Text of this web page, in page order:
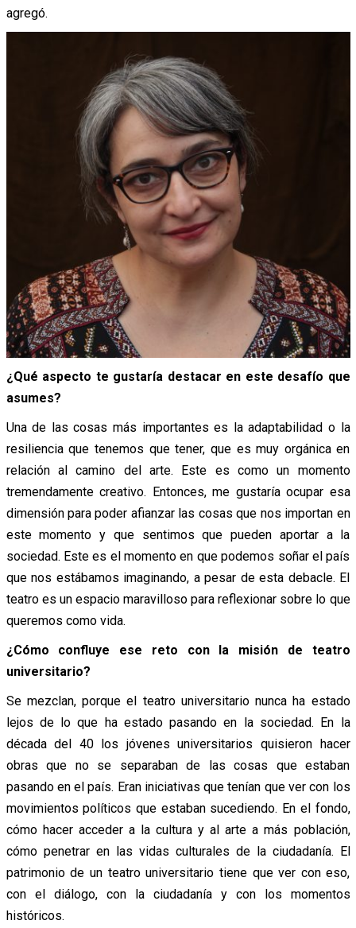
agregó.
¿Qué aspecto te gustaría destacar en este desafío que
asumes?
Una de las cosas más importantes es la adaptabilidad o la
resiliencia que tenemos que tener, que es muy orgánica en
relación al camino del arte. Este es como un momento
tremendamente creativo. Entonces, me gustaría ocupar esa
dimensión para poder afianzar las cosas que nos importan en
este momento y que sentimos que pueden aportar a la
sociedad. Este es el momento en que podemos soñar el país
que nos estábamos imaginando, a pesar de esta debacle. El
teatro es un espacio maravilloso para reflexionar sobre lo que
queremos como vida.
¿Cómo confluye ese reto con la misión de teatro
universitario?
Se mezclan, porque el teatro universitario nunca ha estado
lejos de lo que ha estado pasando en la sociedad. En la
década del 40 los jóvenes universitarios quisieron hacer
obras que no se separaban de las cosas que estaban
pasando en el país. Eran iniciativas que tenían que ver con los
movimientos políticos que estaban sucediendo. En el fondo,
cómo hacer acceder a la cultura y al arte a más población,
cómo penetrar en las vidas culturales de la ciudadanía. El
patrimonio de un teatro universitario tiene que ver con eso,
con el diálogo, con la ciudadanía y con los momentos
históricos.